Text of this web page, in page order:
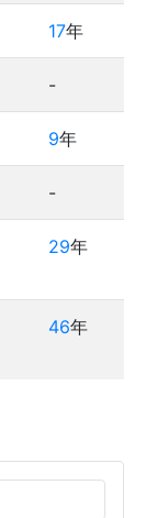
17年
-
9年
-
29年
46年